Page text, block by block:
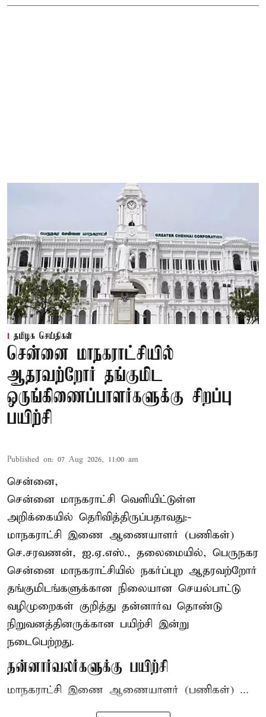
தமிழக செய்திகள்
சென்னை மாநகராட்சியில்
ஆதரவற்றோர் தங்குமிட
ஒருங்கிணைப்பாளர்களுக்கு சிறப்பு
பயிற்சி
Published on: 07 Aug 2026, 11:00 am
சென்னை,
சென்னை மாநகராட்சி வெளியிட்டுள்ள
அறிக்கையில் தெரிவித்திருப்பதாவது:-
மாநகராட்சி இணை ஆணையாளர் (பணிகள்)
செ.சரவணன், ஐ.ஏ.எஸ்., தலைமையில், பெருநகர
சென்னை மாநகராட்சியில் நகர்ப்புற ஆதரவற்றோர்
தங்குமிடங்களுக்கான நிலையான செயல்பாட்டு
வழிமுறைகள் குறித்து தன்னார்வ தொண்டு
நிறுவனத்தினருக்கான பயிற்சி இன்று
நடைபெற்றது.
தன்னார்வலர்களுக்கு பயிற்சி
மாநகராட்சி இணை ஆணையாளர் (பணிகள்) ...